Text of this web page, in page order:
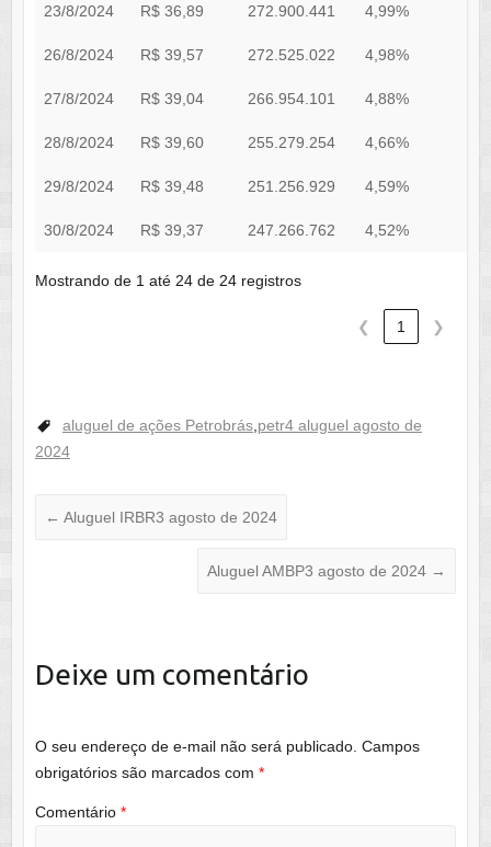
23/8/2024 R$ 36,89 272.900.441 4,99%
26/8/2024 R$ 39,57 272.525.022 4,98%
27/8/2024 R$ 39,04 266.954.101 4,88%
28/8/2024 R$ 39,60 255.279.254 4,66%
29/8/2024 R$ 39,48 251.256.929 4,59%
30/8/2024 R$ 39,37 247.266.762 4,52%
Mostrando de 1 até 24 de 24 registros
❮ 1 ❯
aluguel de ações Petrobrás, petr4 aluguel agosto de
2024
← Aluguel IRBR3 agosto de 2024
Aluguel AMBP3 agosto de 2024 →
Deixe um comentário
O seu endereço de e-mail não será publicado. Campos
obrigatórios são marcados com *
Comentário *